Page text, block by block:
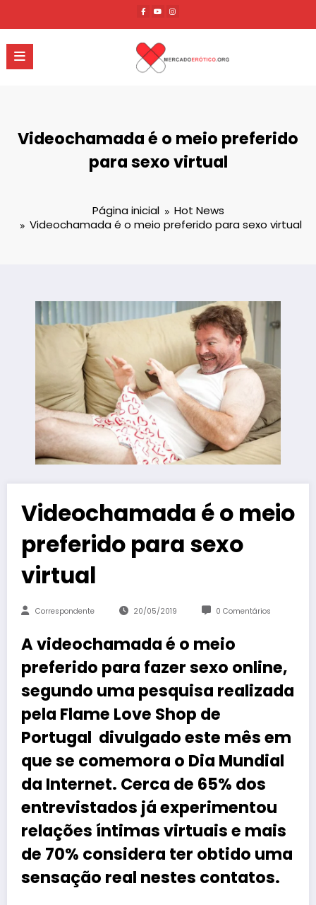
o
conteúdo
Videochamada é o meio preferido
para sexo virtual
Página inicial
Hot News
Videochamada é o meio preferido para sexo virtual
Videochamada é o meio
preferido para sexo
virtual
Correspondente 20/05/2019 0 Comentários
A videochamada é o meio
preferido para fazer sexo online,
segundo uma pesquisa realizada
pela Flame Love Shop de
Portugal divulgado este mês em
que se comemora o Dia Mundial
da Internet. Cerca de 65% dos
entrevistados já experimentou
relações íntimas virtuais e mais
de 70% considera ter obtido uma
sensação real nestes contatos.